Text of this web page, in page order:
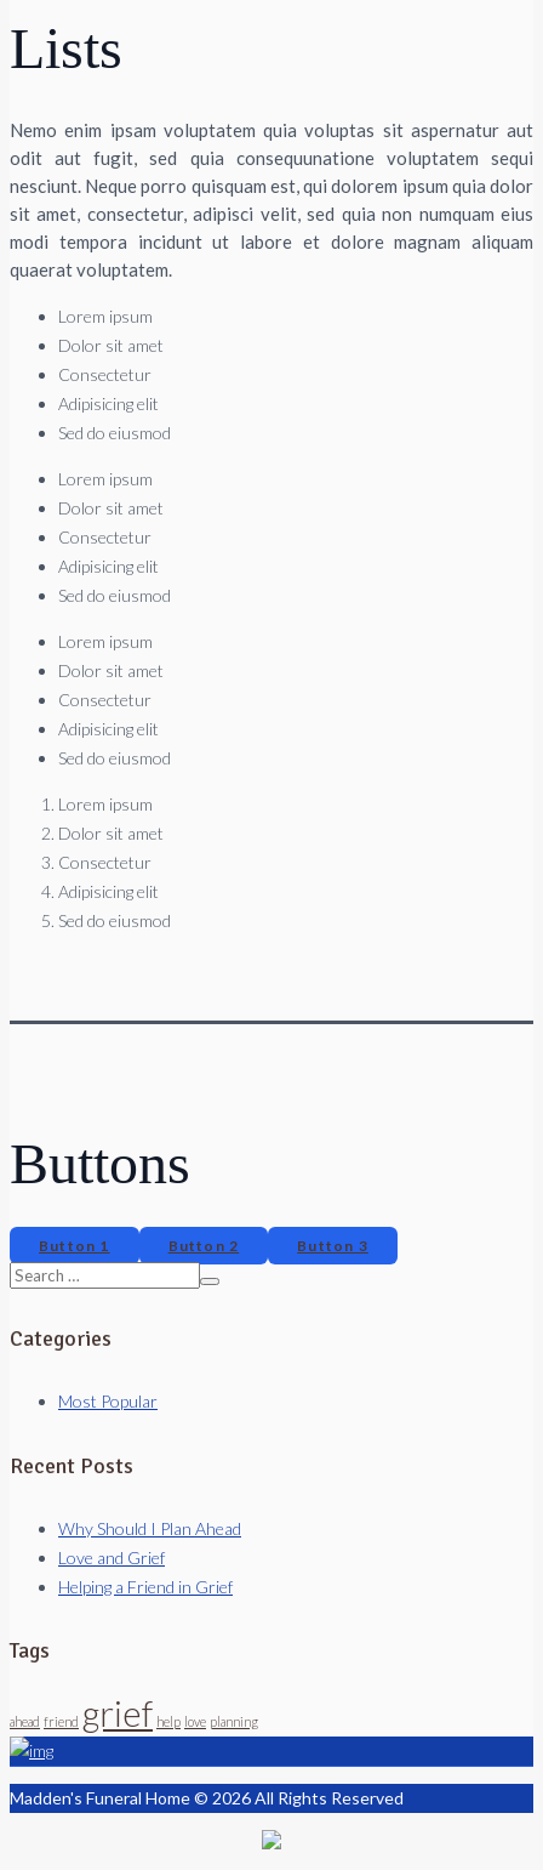
Lists
Nemo enim ipsam voluptatem quia voluptas sit aspernatur aut
odit aut fugit, sed quia consequunatione voluptatem sequi
nesciunt. Neque porro quisquam est, qui dolorem ipsum quia dolor
sit amet, consectetur, adipisci velit, sed quia non numquam eius
modi tempora incidunt ut labore et dolore magnam aliquam
quaerat voluptatem.
Lorem ipsum
Dolor sit amet
Consectetur
Adipisicing elit
Sed do eiusmod
Lorem ipsum
Dolor sit amet
Consectetur
Adipisicing elit
Sed do eiusmod
Lorem ipsum
Dolor sit amet
Consectetur
Adipisicing elit
Sed do eiusmod
Lorem ipsum
Dolor sit amet
Consectetur
Adipisicing elit
Sed do eiusmod
Buttons
Button 1 Button 2 Button 3
Categories
Most Popular
Recent Posts
Why Should I Plan Ahead
Love and Grief
Helping a Friend in Grief
Tags
ahead friend grief help love planning
Madden's Funeral Home © 2026 All Rights Reserved